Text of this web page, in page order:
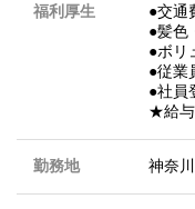
福利厚生
●交通
●髪色
●ボリ
●従業
●社員
★給
勤務地 神奈